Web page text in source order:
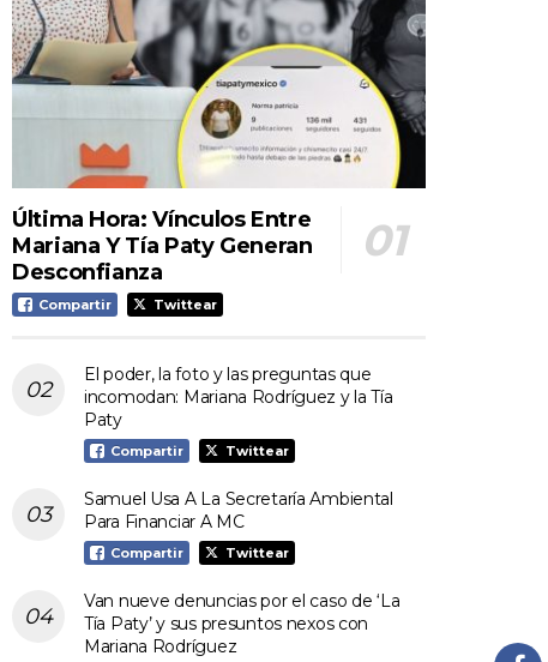
Última Hora: Vínculos Entre
Mariana Y Tía Paty Generan
Desconfianza
Compartir Twittear
El poder, la foto y las preguntas que
incomodan: Mariana Rodríguez y la Tía
Paty
Compartir Twittear
Samuel Usa A La Secretaría Ambiental
Para Financiar A MC
Compartir Twittear
Van nueve denuncias por el caso de ‘La
Tía Paty’ y sus presuntos nexos con
Mariana Rodríguez